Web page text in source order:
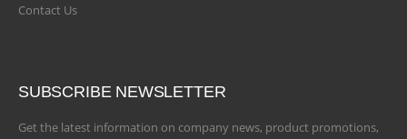
Contact Us
SUBSCRIBE NEWSLETTER
Get the latest information on company news, product promotions,